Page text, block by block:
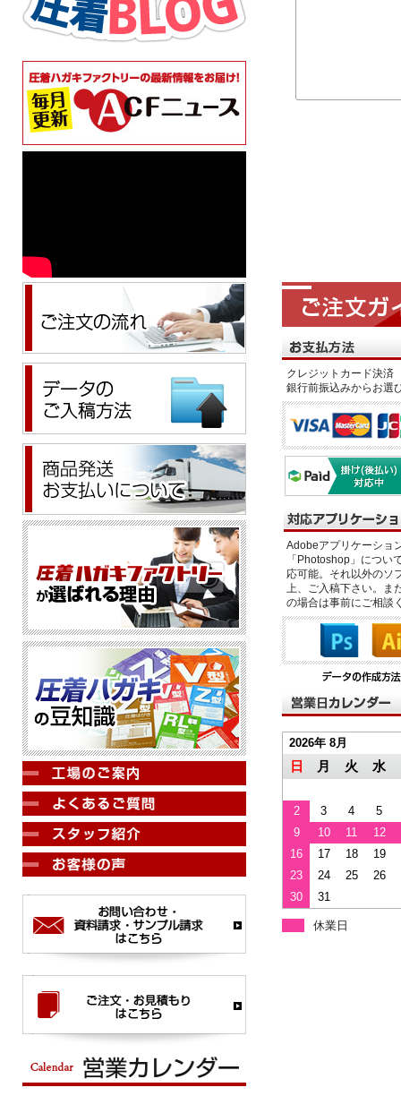
クレジットカード決
銀行前振込みからお選
Adobeアプリケーショ
「Photoshop」につい
応可能。それ以外のソ
上、ご入稿下さい。ま
の場合は事前にご相談
2026年 8月
日 月 火 水
2 3 4
5
9
10 11
12
16
17 18
19
23
24 25
26
30
31
休業日